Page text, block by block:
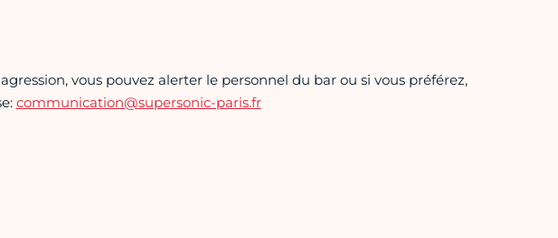
vous pouvez alerter le personnel du bar ou si vous préférez,
communication@supersonic-paris.fr